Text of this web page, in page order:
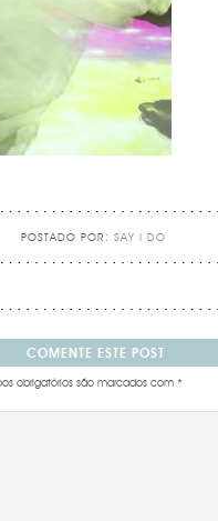
POSTADO POR: SAY I DO
COMENTE ESTE POST
obrigatórios são marcados com *